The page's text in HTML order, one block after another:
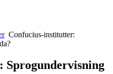
Confucius-institutter:
Sprogundervisning